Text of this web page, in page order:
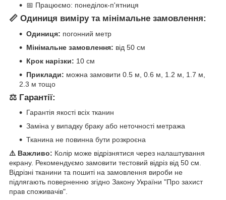
📅 Працюємо: понеділок-п'ятниця
📏 Одиниця виміру та мінімальне замовлення:
Одиниця: погонний метр
Мінімальне замовлення: від 50 см
Крок нарізки: 10 см
Приклади: можна замовити 0.5 м, 0.6 м, 1.2 м, 1.7 м,
2.3 м тощо
⚖️ Гарантії:
Гарантія якості всіх тканин
Заміна у випадку браку або неточності метража
Тканина не повинна бути розкроєна
⚠️ Важливо: Колір може відрізнятися через налаштування
екрану. Рекомендуємо замовити тестовий відріз від 50 см.
Відрізні тканини та пошиті на замовлення вироби не
підлягають поверненню згідно Закону України "Про захист
прав споживачів".